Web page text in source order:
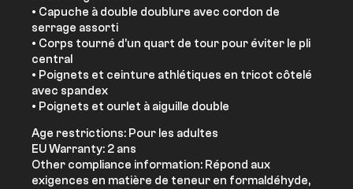
• Capuche à double doublure avec cordon de
serrage assorti
• Corps tourné d’un quart de tour pour éviter le pli
central
• Poignets et ceinture athlétiques en tricot côtelé
avec spandex
• Poignets et ourlet à aiguille double
Age restrictions: Pour les adultes
EU Warranty: 2 ans
Other compliance information: Répond aux
exigences en matière de teneur en formaldéhyde,